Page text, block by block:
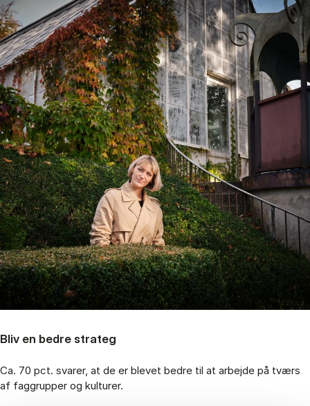
Bliv en bedre strateg
Ca. 70 pct. svarer, at de er blevet bedre til at arbejde på tværs
af faggrupper og kulturer.